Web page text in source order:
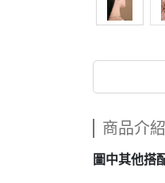
商品介紹
圖中其他搭